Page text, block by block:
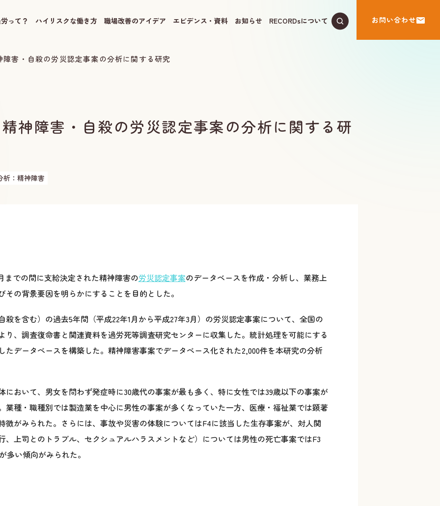
って？ ハイリスクな働き方 職場改善のアイデア エビデンス・資料 お知らせ RECORDsについて お問い合わせ
害・自殺の労災認定事案の分析に関する研究
神障害・自殺の労災認定事案の分析に関する研
：精神障害
までの間に支給決定された精神障害の労災認定事案のデータベースを作成・分析し、業務上
の背景要因を明らかにすることを目的とした。
殺を含む）の過去5年間（平成22年1月から平成27年3月）の労災認定事案について、全国の
り、調査復命書と関連資料を過労死等調査研究センターに収集した。統計処理を可能にする
たデータベースを構築した。精神障害事案でデータベース化された2,000件を本研究の分析
において、男女を問わず発症時に30歳代の事案が最も多く、特に女性では39歳以下の事案が
業種・職種別では製造業を中心に男性の事案が多くなっていた一方、医療・福祉業では顕著
徴がみられた。さらには、事故や災害の体験についてはF4に該当した生存事案が、対人関
、上司とのトラブル、セクシュアルハラスメントなど）については男性の死亡事案ではF3
多い傾向がみられた。